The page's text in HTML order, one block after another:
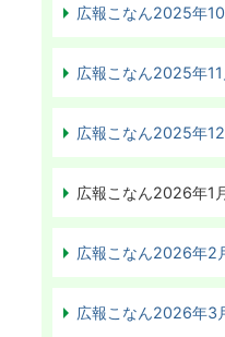
広報こなん2025年
広報こなん2025年
広報こなん2025年
広報こなん2026年1
広報こなん2026年2
広報こなん2026年3